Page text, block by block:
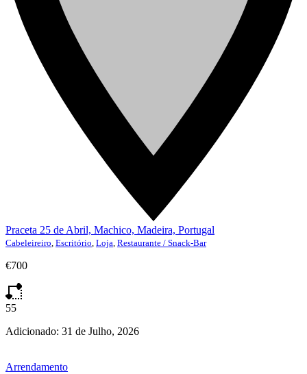
Praceta 25 de Abril, Machico, Madeira, Portugal
Cabeleireiro, Escritório, Loja, Restaurante / Snack-Bar
€700
55
Adicionado: 31 de Julho, 2026
Arrendamento